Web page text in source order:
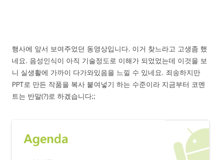
행사에 앞서 보여주었던 동영상입니다. 이거 찾느라고 고생좀 했
네요. 음성인식이 아직 기술정도로 이해가 되었었는데 이것을 보
니 실생활에 가까이 다가와있음을 느낄 수 있네요. 죄송하지만
PPT로 만든 작품을 복사 붙여넣기 하는 수준이라 지금부터 코멘
트는 반말(?)로 하겠습니다;;